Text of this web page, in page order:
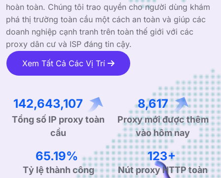
hoàn toàn. Chúng tôi trao quyền cho người dùng khám
phá thị trường toàn cầu một cách an toàn và giúp các
doanh nghiệp cạnh tranh trên toàn thế giới với các
proxy dân cư và ISP đáng tin cậy.
Xem Tất Cả Các Vị Trí
218,586,198
Tổng số IP proxy toàn
cầu
13,206
Proxy mới được thêm
vào hôm nay
99.90%
Tỷ lệ thành công
190+
Nút proxy HTTP toàn